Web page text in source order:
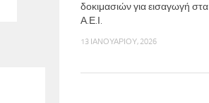
δοκιμασιών για εισαγωγή στα
Α.Ε.Ι.
13 ΙΑΝΟΥΑΡΊΟΥ, 2026